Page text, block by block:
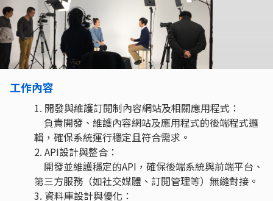
工作內容
1. 開發與維護訂閱制內容網站及相關應⽤程式：
負責開發、維護內容網站及應⽤程式的後端程式邏
輯，確保系統運⾏穩定且符合需求。
2. API設計與整合：
開發並維護穩定的API，確保後端系統與前端平台、
第三⽅服務（如社交媒體、訂閱管理等）無縫對接。
3. 資料庫設計與優化：